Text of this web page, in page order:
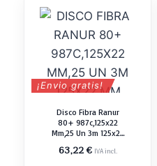
¡Envio gratis!
Disco Fibra Ranur
80+ 987c,125x22
Mm,25 Un 3m 125x22
63,22€ IVA incl.